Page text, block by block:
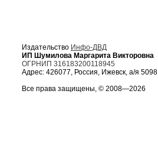
Издательство Инфо-ДВД
ИП Шумилова Маргарита Викторовна
ОГРНИП 316183200118945
Адрес: 426077, Россия, Ижевск, а/я 5098
Все права защищены, © 2008—2026